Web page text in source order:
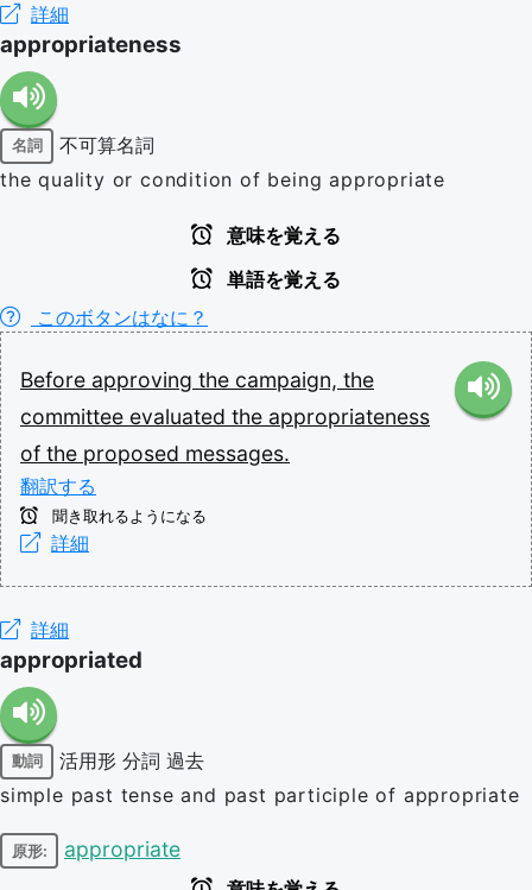
詳細
appropriateness
名詞
不可算名詞
the quality or condition of being appropriate
意味を覚える
単語を覚える
このボタンはなに？
Before approving the campaign, the
committee evaluated the appropriateness
of the proposed messages.
翻訳する
聞き取れるようになる
詳細
詳細
appropriated
動詞 活用形 分詞 過去
simple past tense and past participle of appropriate
原形: appropriate